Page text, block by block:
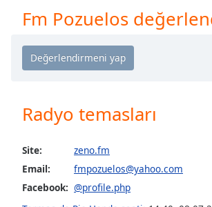
settings
dialog
off,
selected
Track
in-
Picture
Fullscreen
Fm Pozuelos
Radyo temasları
Site:
zeno.fm
Email:
fmpozuelos@yahoo.com
Facebook: @profile.php